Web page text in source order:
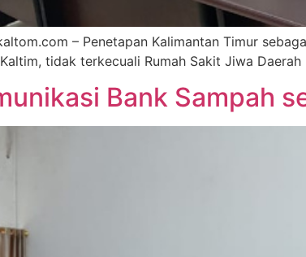
– Penetapan Kalimantan Timur
tidak terkecuali Rumah Sakit Jiwa
Bank Sampah